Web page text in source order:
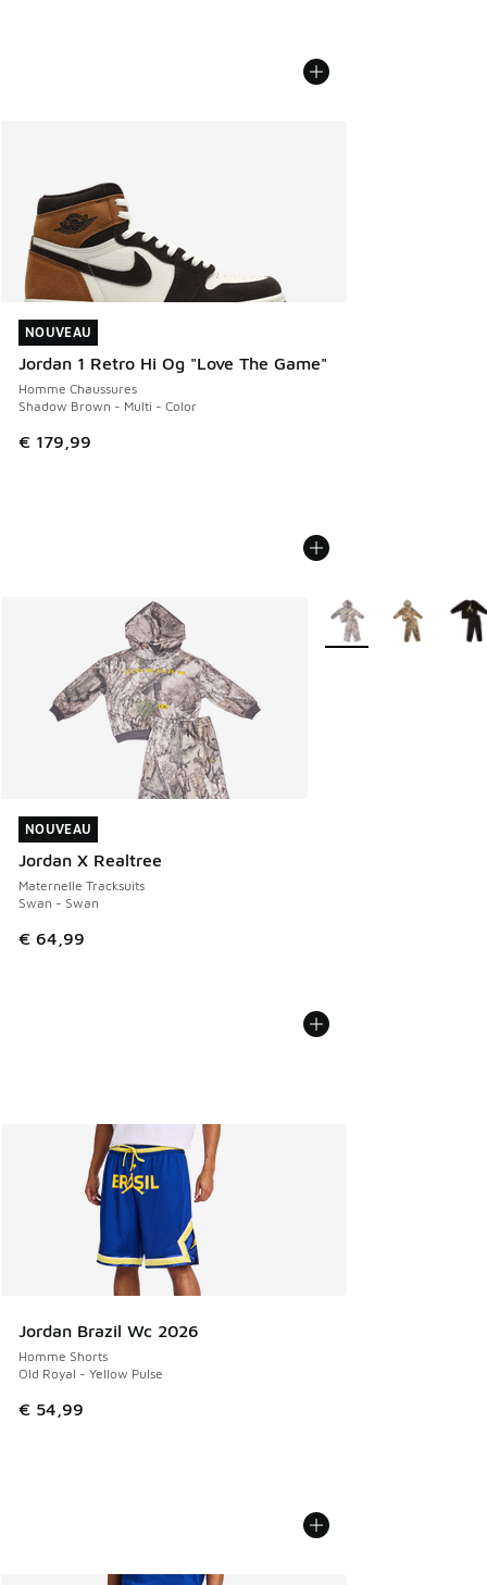
NOUVEAU
Jordan 1 Retro Hi Og "Love The Game"
Homme Chaussures
Shadow Brown - Multi - Color
€ 179,99
NOUVEAU
NOUVEAU
Jordan X Realtree
Maternelle Tracksuits
Swan - Swan
€ 64,99
NOUVEAU
Plus de couleurs
Jordan Brazil Wc 2026
Homme Shorts
Old Royal - Yellow Pulse
€ 54,99